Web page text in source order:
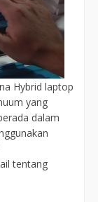
Hybrid laptop
yang
dalam
tentang